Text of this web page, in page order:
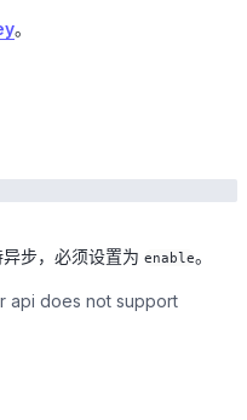
。
步，必须设置为 enable。
api does not support